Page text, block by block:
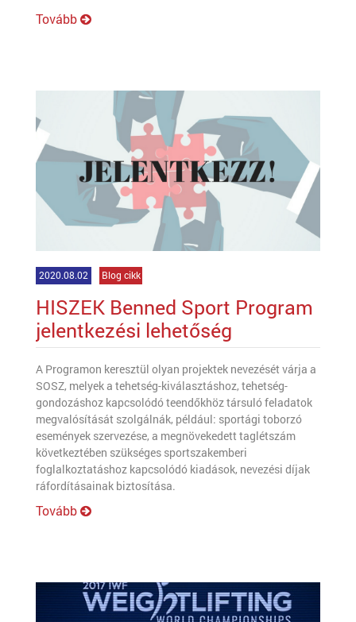
Tovább
2020.08.02 Blog cikk
HISZEK Benned Sport Program
jelentkezési lehetőség
A Programon keresztül olyan projektek nevezését várja a
SOSZ, melyek a tehetség-kiválasztáshoz, tehetség-
gondozáshoz kapcsolódó teendőkhöz társuló feladatok
megvalósítását szolgálnák, például: sportági toborzó
események szervezése, a megnövekedett taglétszám
következtében szükséges sportszakemberi
foglalkoztatáshoz kapcsolódó kiadások, nevezési díjak
ráfordításainak biztosítása.
Tovább